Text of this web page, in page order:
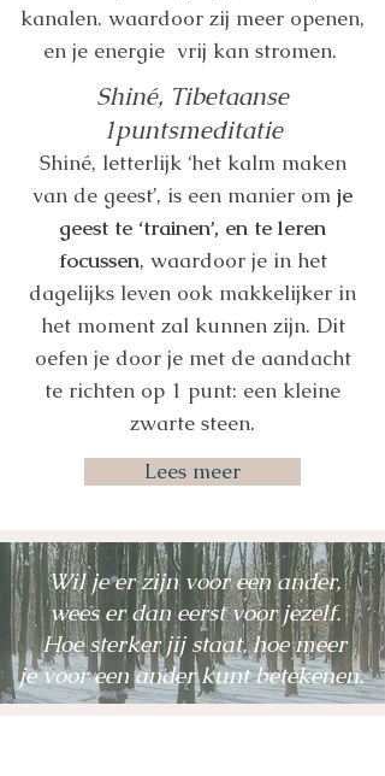
kanalen. waardoor zij meer openen,
en je energie vrij kan stromen.
Shiné, Tibetaanse
1puntsmeditatie
Shiné, letterlijk ‘het kalm maken
van de geest’, is een manier om je
geest te ‘trainen’, en te leren
focussen, waardoor je in het
dagelijks leven ook makkelijker in
het moment zal kunnen zijn. Dit
oefen je door je met de aandacht
te richten op 1 punt: een kleine
zwarte steen.
Lees meer
Wil je er zijn voor een ander,
wees er dan eerst voor jezelf.
Hoe sterker jij staat,hoe meer
je voor een ander kunt betekenen.